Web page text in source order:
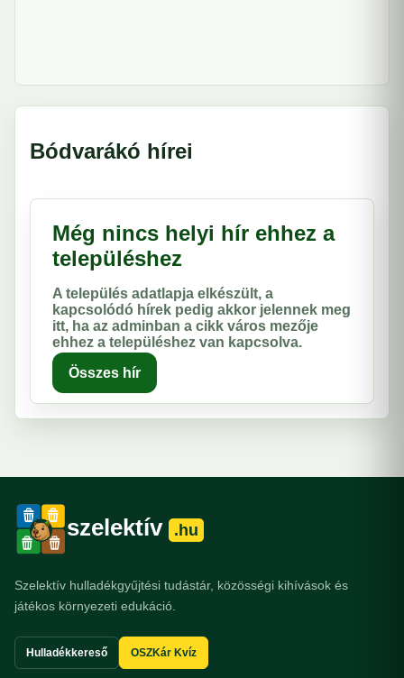
Bódvarákó hírei
Még nincs helyi hír ehhez a
településhez
A település adatlapja elkészült, a
kapcsolódó hírek pedig akkor jelennek meg
itt, ha az adminban a cikk város mezője
ehhez a településhez van kapcsolva.
Összes hír
szelektív .hu
Szelektív hulladékgyűjtési tudástár, közösségi kihívások és
játékos környezeti edukáció.
Hulladékkereső OSZKár Kvíz